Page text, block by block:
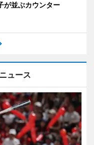
が並ぶカウンター
ュース